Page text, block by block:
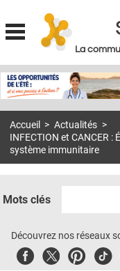
La
MON COMPTE
S'ABONNER À LA REVUE
ACTUS
E-REVUE SAD
THÉMA
Accueil > Actualités >
INFECTION et CANCER
système immunitaire
Mots clés
Découvrez nos réseaux
FacebookTwitterPinterest